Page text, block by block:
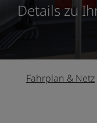
Details zu
Fahrplan & Netz